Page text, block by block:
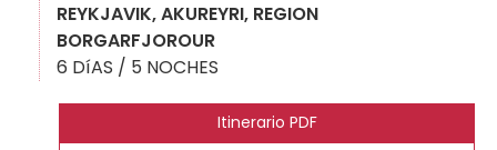
REYKJAVIK, AKUREYRI, REGION
BORGARFJOROUR
6 DíAS / 5 NOCHES
Itinerario PDF